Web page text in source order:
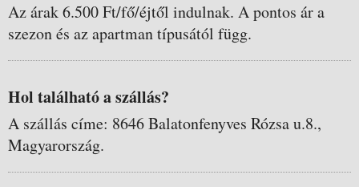
Az árak 6.500 Ft/fő/éjtől indulnak. A pontos ár a
szezon és az apartman típusától függ.
Hol található a szállás?
A szállás címe: 8646 Balatonfenyves Rózsa u.8.,
Magyarország.